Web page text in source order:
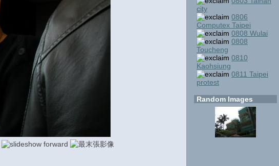
city
0806
Computex Taipei
0808 Wulai
0808
Toucheng
0810
Kaohsiung
0811 Taipei
protest
Random Images